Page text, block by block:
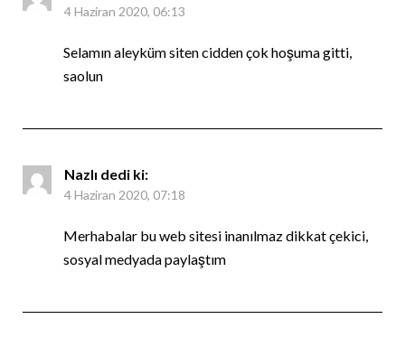
4 Haziran 2020, 06:13
Selamın aleyküm siten cidden çok hoşuma gitti,
saolun
Nazlı dedi ki:
4 Haziran 2020, 07:18
Merhabalar bu web sitesi inanılmaz dikkat çekici,
sosyal medyada paylaştım